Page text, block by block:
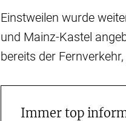
Einstweilen wurde
und Mainz-Kastel
bereits der
Immer top